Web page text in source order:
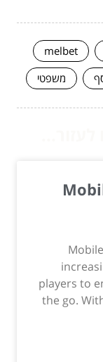
melbet
משפטי
players to
the go.